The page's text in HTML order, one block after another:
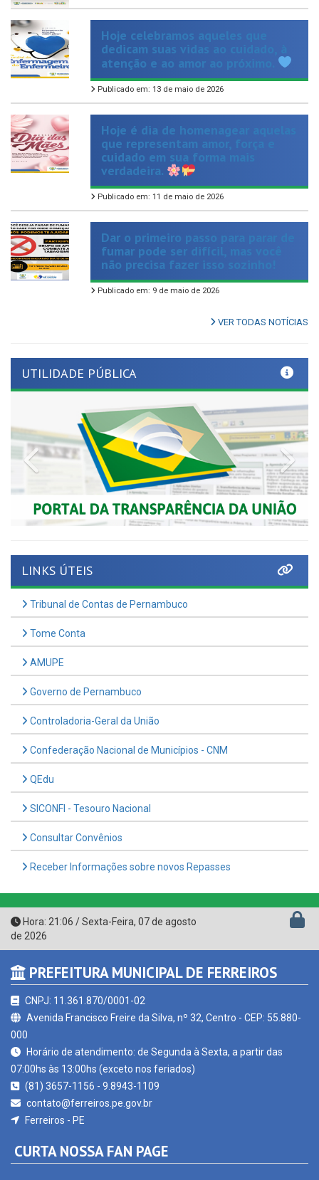
Hoje celebramos aqueles que
dedicam suas vidas ao cuidado, à
atenção e ao amor ao próximo.
Publicado em: 13 de maio de 2026
Hoje é dia de homenagear aquelas
que representam amor, força e
cuidado em sua forma mais
verdadeira.
Publicado em: 11 de maio de 2026
Dar o primeiro passo para parar de
fumar pode ser difícil, mas você
não precisa fazer isso sozinho!
Publicado em: 9 de maio de 2026
VER TODAS NOTÍCIAS
Previous
Tribunal de Contas de Pernambuco
Tome Conta
AMUPE
Governo de Pernambuco
Controladoria-Geral da União
Confederação Nacional de Municípios - CNM
QEdu
SICONFI - Tesouro Nacional
Consultar Convênios
Receber Informações sobre novos Repasses
Hora:21:06/Sexta-Feira,07 de agosto
de 2026
PREFEITURA MUNICIPAL DE FERREIROS
CNPJ: 11.361.870/0001-02
000
Horário de atendimento: de Segunda à Sexta, a partir das
contato@ferreiros.pe.gov.br
Ferreiros - PE
CURTA NOSSA FAN PAGE